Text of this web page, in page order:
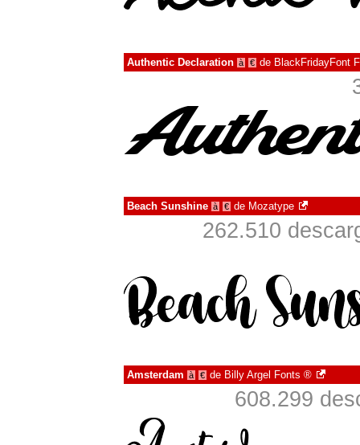
Authentic Declaration à € de BlackFridayFont
Beach Sunshine à € de Mozatype
262.510
Amsterdam à € de Billy Argel Fonts ®
608.299